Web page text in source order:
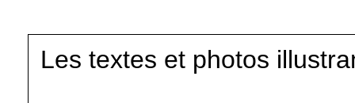
Les textes et photos